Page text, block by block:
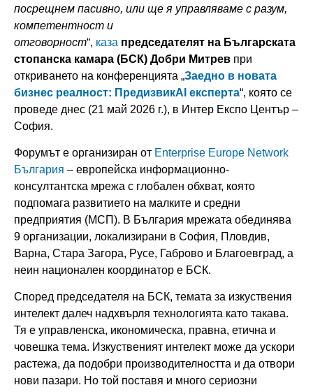
посрещнем пасивно, или ще я управляваме с разум,
компетентност и
отговорност“, каза председателят на Българската
стопанска камара (БСК) Добри Митрев при
откриването на конференцията „Заедно в новата
бизнес реалност: ПредизвикAI експерта“, която се
проведе днес (21 май 2026 г.), в Интер Експо Център –
София.
Форумът е организиран от Enterprise Europe Network
България – европейска информационно-
консултантска мрежа с глобален обхват, която
подпомага развитието на малките и средни
предприятия (МСП). В България мрежата обединява
9 организации, локализирани в София, Пловдив,
Варна, Стара Загора, Русе, Габрово и Благоевград, а
неин национален координатор е БСК.
Според председателя на БСК, темата за изкуствения
интелект далеч надхвърля технологията като такава.
Тя е управленска, икономическа, правна, етична и
човешка тема. Изкуственият интелект може да ускори
растежа, да подобри производителността и да отвори
нови пазари. Но той поставя и много сериозни